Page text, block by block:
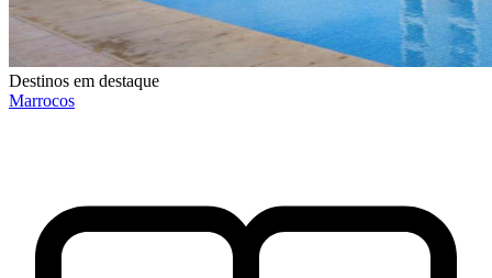
Destinos em destaque
Marrocos